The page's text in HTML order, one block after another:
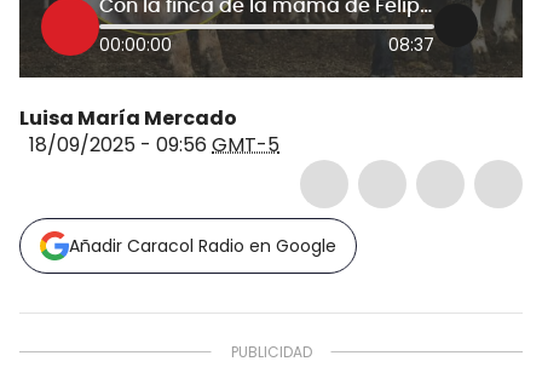
Con la finca de la mamá de Felipe Rocha pagarán a afectados de pirámide ganadera: Supersociedades
00:00:00 08:37
Luisa María Mercado
18/09/2025 - 09:56 GMT-5
Añadir Caracol Radio en Google